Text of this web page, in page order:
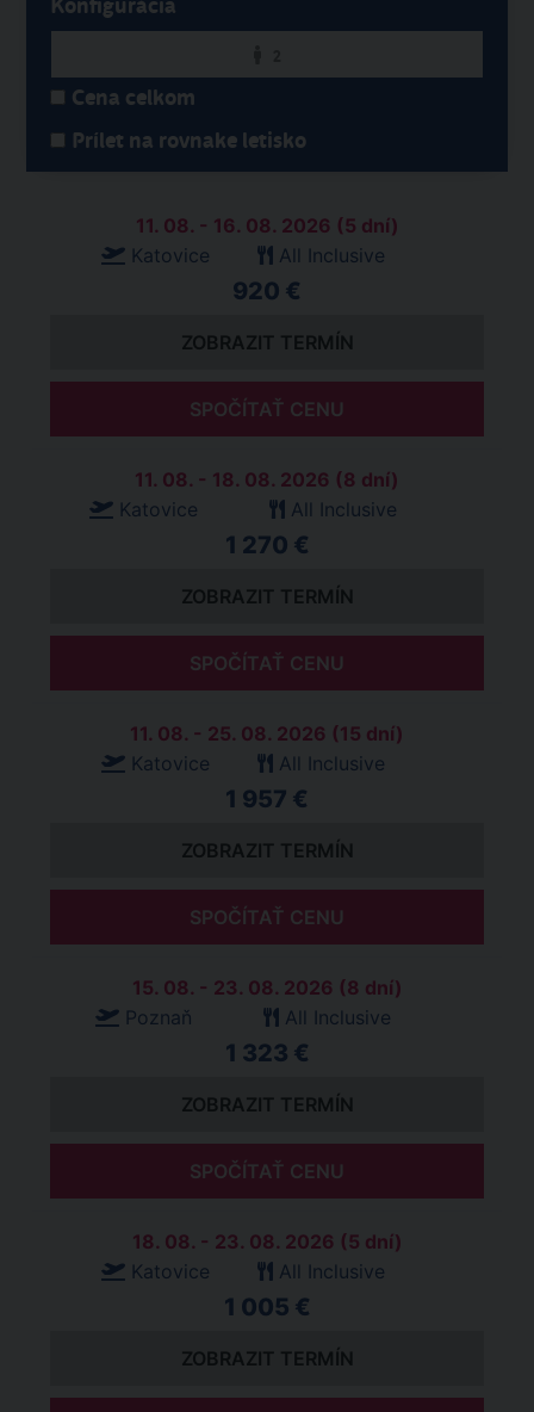
Konfigurácia
Cena celkom
Prílet na rovnake letisko
11. 08. - 16. 08. 2026 (5 dní)
Katovice
All Inclusive
920 €
ZOBRAZIT TERMÍN
SPOČÍTAŤ CENU
11. 08. - 18. 08. 2026 (8 dní)
Katovice
All Inclusive
1 270 €
ZOBRAZIT TERMÍN
SPOČÍTAŤ CENU
11. 08. - 25. 08. 2026 (15 dní)
Katovice
All Inclusive
1 957 €
ZOBRAZIT TERMÍN
SPOČÍTAŤ CENU
15. 08. - 23. 08. 2026 (8 dní)
Poznaň
All Inclusive
1 323 €
ZOBRAZIT TERMÍN
SPOČÍTAŤ CENU
18. 08. - 23. 08. 2026 (5 dní)
Katovice
All Inclusive
1 005 €
ZOBRAZIT TERMÍN